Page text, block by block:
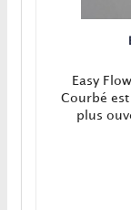
Easy
Courbé
plus